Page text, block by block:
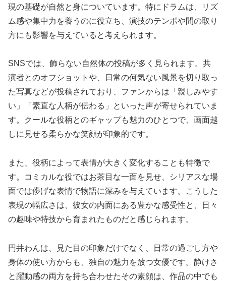
現の基礎が自然と身についています。特にドラムは、リズ
ム感や集中力を養うのに役立ち、演技のテンポや間の取り
方にも影響を与えていると考えられます。
SNSでは、飾らない自然体の投稿が多く見られます。共
演者とのオフショットや、日常の何気ない風景を切り取っ
た写真などが投稿されており、ファンからは「親しみやす
い」「素直な人柄が伝わる」といった声が寄せられていま
す。クールな役柄とのギャップも魅力のひとつで、画面越
しに見せる柔らかな笑顔が印象的です。
また、役柄によって表情が大きく変化することも特徴で
す。コミカルな役ではお茶目な一面を見せ、シリアスな場
面では儚げな表情で物語に深みを与えています。こうした
表現の幅広さは、彼女の内面にある豊かな感受性と、日々
の趣味や特技から育まれたものだと感じられます。
円井わんは、見た目の印象だけでなく、日常の過ごし方や
身体の使い方からも、独自の魅力を放つ女優です。静けさ
と躍動感の両方を持ち合わせたその素顔は、作品の中でも